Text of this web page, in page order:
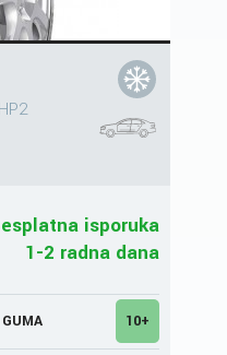
isporuka
1-2 radna dana
10+